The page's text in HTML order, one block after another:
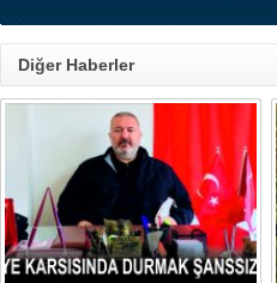
Diğer Haberler